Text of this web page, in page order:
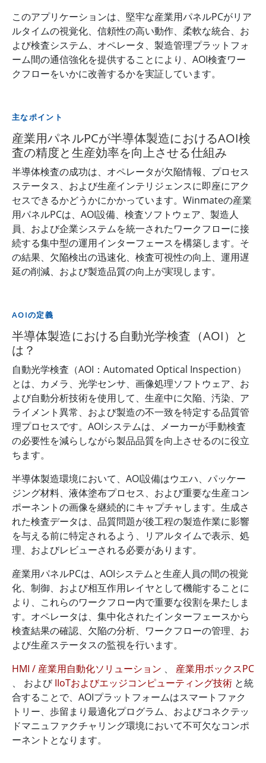
このアプリケーションは、堅牢な産業用パネルPCがリア
ルタイムの視覚化、信頼性の高い動作、柔軟な統合、お
よび検査システム、オペレータ、製造管理プラットフォ
ーム間の通信強化を提供することにより、AOI検査ワー
クフローをいかに改善するかを実証しています。
主なポイント
産業用パネルPCが半導体製造におけるAOI検
査の精度と生産効率を向上させる仕組み
半導体検査の成功は、オペレータが欠陥情報、プロセス
ステータス、および生産インテリジェンスに即座にアク
セスできるかどうかにかかっています。Winmateの産業
用パネルPCは、AOI設備、検査ソフトウェア、製造人
員、および企業システムを統一されたワークフローに接
続する集中型の運用インターフェースを構築します。そ
の結果、欠陥検出の迅速化、検査可視性の向上、運用遅
延の削減、および製造品質の向上が実現します。
AOIの定義
半導体製造における自動光学検査（AOI）と
は？
自動光学検査（AOI：Automated Optical Inspection）
とは、カメラ、光学センサ、画像処理ソフトウェア、お
よび自動分析技術を使用して、生産中に欠陥、汚染、ア
ライメント異常、および製造の不一致を特定する品質管
理プロセスです。AOIシステムは、メーカーが手動検査
の必要性を減らしながら製品品質を向上させるのに役立
ちます。
半導体製造環境において、AOI設備はウエハ、パッケー
ジング材料、液体塗布プロセス、および重要な生産コン
ポーネントの画像を継続的にキャプチャします。生成さ
れた検査データは、品質問題が後工程の製造作業に影響
を与える前に特定されるよう、リアルタイムで表示、処
理、およびレビューされる必要があります。
産業用パネルPCは、AOIシステムと生産人員の間の視覚
化、制御、および相互作用レイヤとして機能することに
より、これらのワークフロー内で重要な役割を果たしま
す。オペレータは、集中化されたインターフェースから
検査結果の確認、欠陥の分析、ワークフローの管理、お
よび生産ステータスの監視を行います。
HMI / 産業用自動化ソリューション 、 産業用ボックスPC
、 およびIIoTおよびエッジコンピューティング技術 と統
合することで、AOIプラットフォームはスマートファク
トリー、歩留まり最適化プログラム、およびコネクテッ
ドマニュファクチャリング環境において不可欠なコンポ
ーネントとなります。